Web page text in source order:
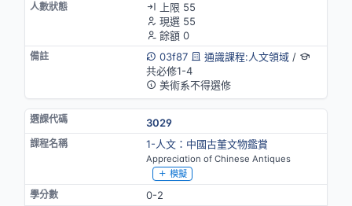
上限 55
現選 55
餘額 0
03f87
通識課程:人文領域/
共必修1-4
美術系不得選修
3029
1-人文：中國古董文物鑑賞
Appreciation of Chinese Antiques
模擬
0-2